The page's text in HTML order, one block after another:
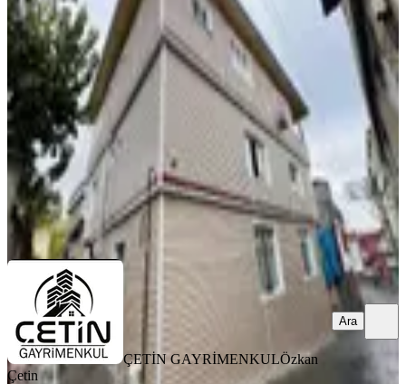
3katmüstakil
Dulkadiroğlu, Sütçü İmam Mahallesi
3+1·200 m² 27.02.2026
5.600.000 ₺
ÇETİN GAYRİMENKULÖzkan Çetin
ÇETİN GAYRİMENKULÖzkan
Çetin
Ara